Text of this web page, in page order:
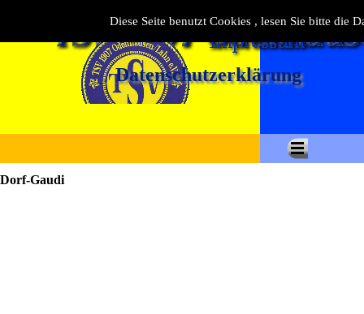
Diese Seite benutzt Cookies , lesen Sie bitte die
Datenschutzerklärung
Dorf-Gaudi